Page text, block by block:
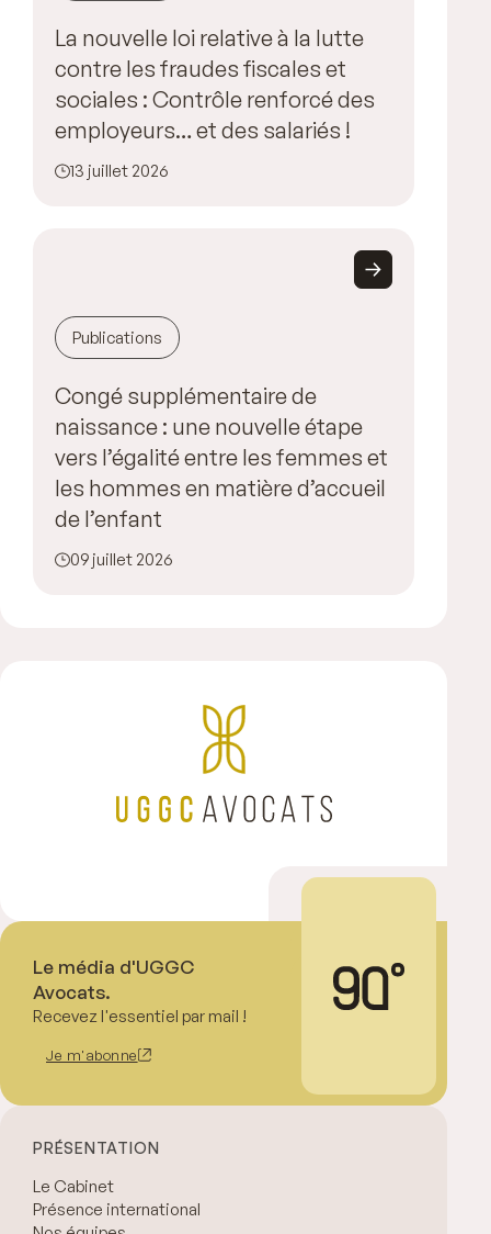
La nouvelle loi relative à la lutte
contre les fraudes fiscales et
sociales : Contrôle renforcé des
employeurs… et des salariés !
13 juillet 2026
Publications
Congé supplémentaire de
naissance : une nouvelle étape
vers l’égalité entre les femmes et
les hommes en matière d’accueil
de l’enfant
09 juillet 2026
Le média d'UGGC
Avocats.
Recevez l'essentiel par mail !
Je m'abonne
PRÉSENTATION
Le Cabinet
Présence international